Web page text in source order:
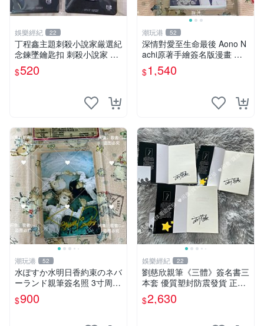
娛樂經紀 22
丁程鑫主題刺殺小說家厳選紀
念鍊墜鑰匙扣 刺殺小說家 丁
程鑫 鍊墜
$520
潮玩港 52
深情對愛至生命最後 Aono N
achi原著手繪簽名版漫畫 親
筆簽名限定收藏 命終不渝之
戀情 漫畫珍藏品
$1,540
潮玩港 52
水ぽすか水明日香約束のネバ
ーランド親筆簽名照 3寸周邊
照片 面簽正品 簽名照周邊
$900
娛樂經紀 22
劉慈欣親筆《三體》簽名書三
本套 優質塑封防震發貨 正版
收藏推薦 三體 經典 科幻小說
$2,630